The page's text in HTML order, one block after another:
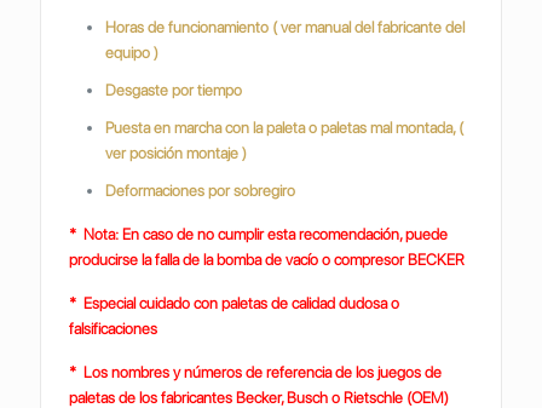
Horas de funcionamiento ( ver manual del fabricante del
equipo )
Desgaste por tiempo
Puesta en marcha con la paleta o paletas mal montada, (
ver posición montaje )
Deformaciones por sobregiro
* Nota: En caso de no cumplir esta recomendación, puede
producirse la falla de la bomba de vacío o compresor BECKER
* Especial cuidado con paletas de calidad dudosa o
falsificaciones
* Los nombres y números de referencia de los juegos de
paletas de los fabricantes Becker, Busch o Rietschle (OEM)